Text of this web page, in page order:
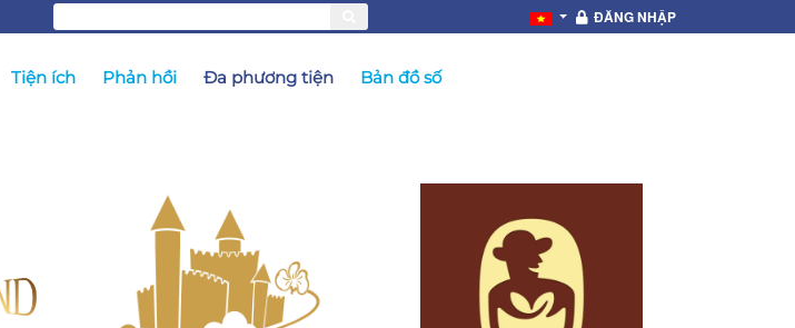
ĐĂNG NHẬP
Tiện ích Phản hồi Đa phương tiện Bản đồ số